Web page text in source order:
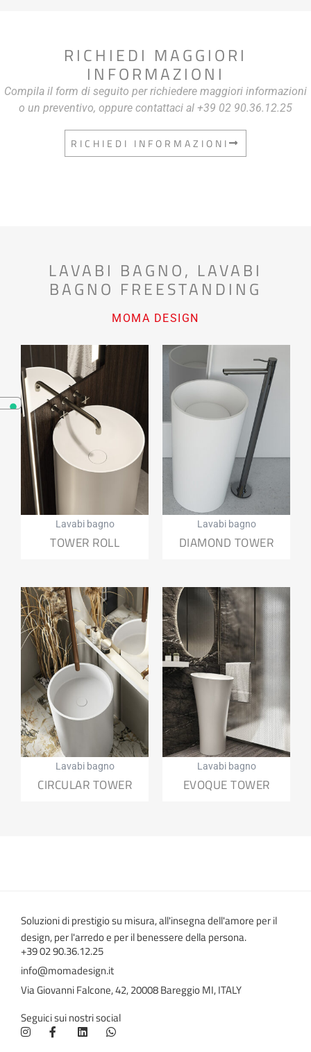
RICHIEDI MAGGIORI
INFORMAZIONI
Compila il form di seguito per richiedere maggiori informazioni
o un preventivo, oppure contattaci al +39 02 90.36.12.25
RICHIEDI INFORMAZIONI
LAVABI BAGNO, LAVABI
BAGNO FREESTANDING
MOMA DESIGN
Lavabi bagno
TOWER ROLL
Lavabi bagno
DIAMOND TOWER
Lavabi bagno
CIRCULAR TOWER
Lavabi bagno
EVOQUE TOWER
Soluzioni di prestigio su misura, all'insegna dell'amore per il
design, per l'arredo e per il benessere della persona.
+39 02 90.36.12.25
info@momadesign.it
Via Giovanni Falcone, 42, 20008 Bareggio MI, ITALY
Seguici sui nostri social